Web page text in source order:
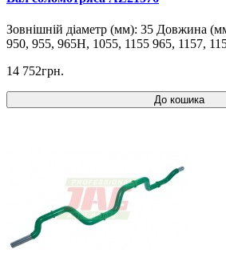
Зовнішній діаметр (мм): 35 Довжина
950, 955, 965H, 1055, 1155 965, 1157,
14 752грн.
До кошика